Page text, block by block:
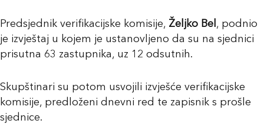
Predsjednik verifikacijske komisije, Željko Bel , podnio
je izvještaj u kojem je ustanovljeno da su na sjednici
prisutna 63 zastupnika, uz 12 odsutnih.
Skupštinari su potom usvojili izvješće verifikacijske
komisije, predloženi dnevni red te zapisnik s prošle
sjednice.